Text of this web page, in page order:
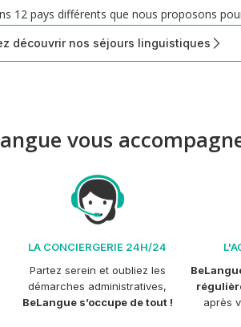
12 pays différents que nous proposons
découvrir nos séjours linguistiques
vous
LA CONCIERGERIE 24H/24
Partez serein et oubliez les
démarches administratives,
BeLangue s’occupe de tout !
après